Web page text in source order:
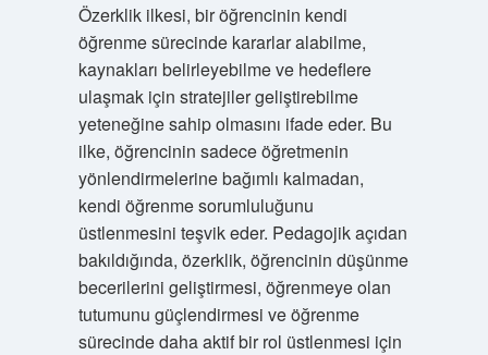
Özerklik ilkesi, bir öğrencinin kendi
öğrenme sürecinde kararlar alabilme,
kaynakları belirleyebilme ve hedeflere
ulaşmak için stratejiler geliştirebilme
yeteneğine sahip olmasını ifade eder. Bu
ilke, öğrencinin sadece öğretmenin
yönlendirmelerine bağımlı kalmadan,
kendi öğrenme sorumluluğunu
üstlenmesini teşvik eder. Pedagojik açıdan
bakıldığında, özerklik, öğrencinin düşünme
becerilerini geliştirmesi, öğrenmeye olan
tutumunu güçlendirmesi ve öğrenme
sürecinde daha aktif bir rol üstlenmesi için